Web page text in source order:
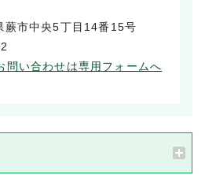
市中央5丁目14番15号
問い合わせは専用フォームへ